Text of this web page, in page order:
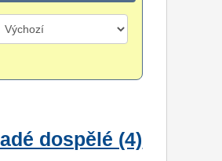
dospělé (4)